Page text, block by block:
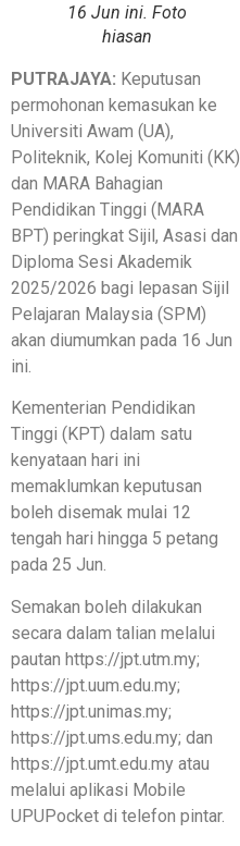
16 Jun ini. Foto
hiasan
PUTRAJAYA: Keputusan
permohonan kemasukan ke
Universiti Awam (UA),
Politeknik, Kolej Komuniti (KK)
dan MARA Bahagian
Pendidikan Tinggi (MARA
BPT) peringkat Sijil, Asasi dan
Diploma Sesi Akademik
2025/2026 bagi lepasan Sijil
Pelajaran Malaysia (SPM)
akan diumumkan pada 16 Jun
ini.
Kementerian Pendidikan
Tinggi (KPT) dalam satu
kenyataan hari ini
memaklumkan keputusan
boleh disemak mulai 12
tengah hari hingga 5 petang
pada 25 Jun.
Semakan boleh dilakukan
secara dalam talian melalui
pautan https://jpt.utm.my;
https://jpt.uum.edu.my;
https://jpt.unimas.my;
https://jpt.ums.edu.my; dan
https://jpt.umt.edu.my atau
melalui aplikasi Mobile
UPUPocket di telefon pintar.